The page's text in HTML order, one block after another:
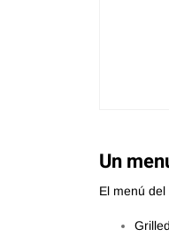
Un
El menú del